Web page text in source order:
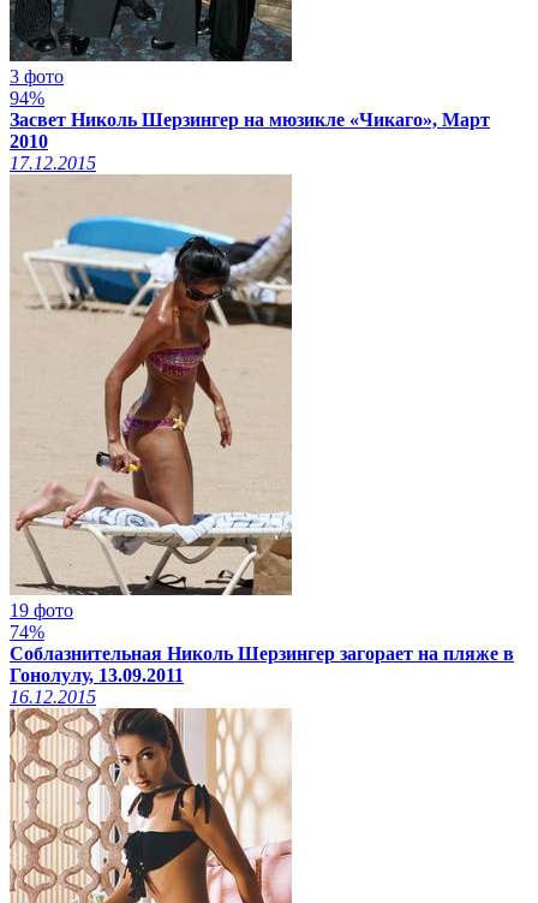
3 фото
94%
Засвет Николь Шерзингер на мюзикле «Чикаго», Март
2010
17.12.2015
19 фото
74%
Соблазнительная Николь Шерзингер загорает на пляже в
Гонолулу, 13.09.2011
16.12.2015